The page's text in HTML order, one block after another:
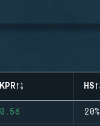
KPR HS
0.56 20%